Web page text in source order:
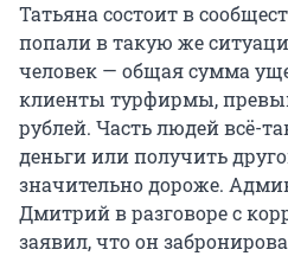
Татьяна состоит в
попали в такую же
человек — общая сумма
клиенты турфирмы,
рублей. Часть людей всё-
деньги или получить
значительно дороже.
Дмитрий в разговоре с
заявил, что он